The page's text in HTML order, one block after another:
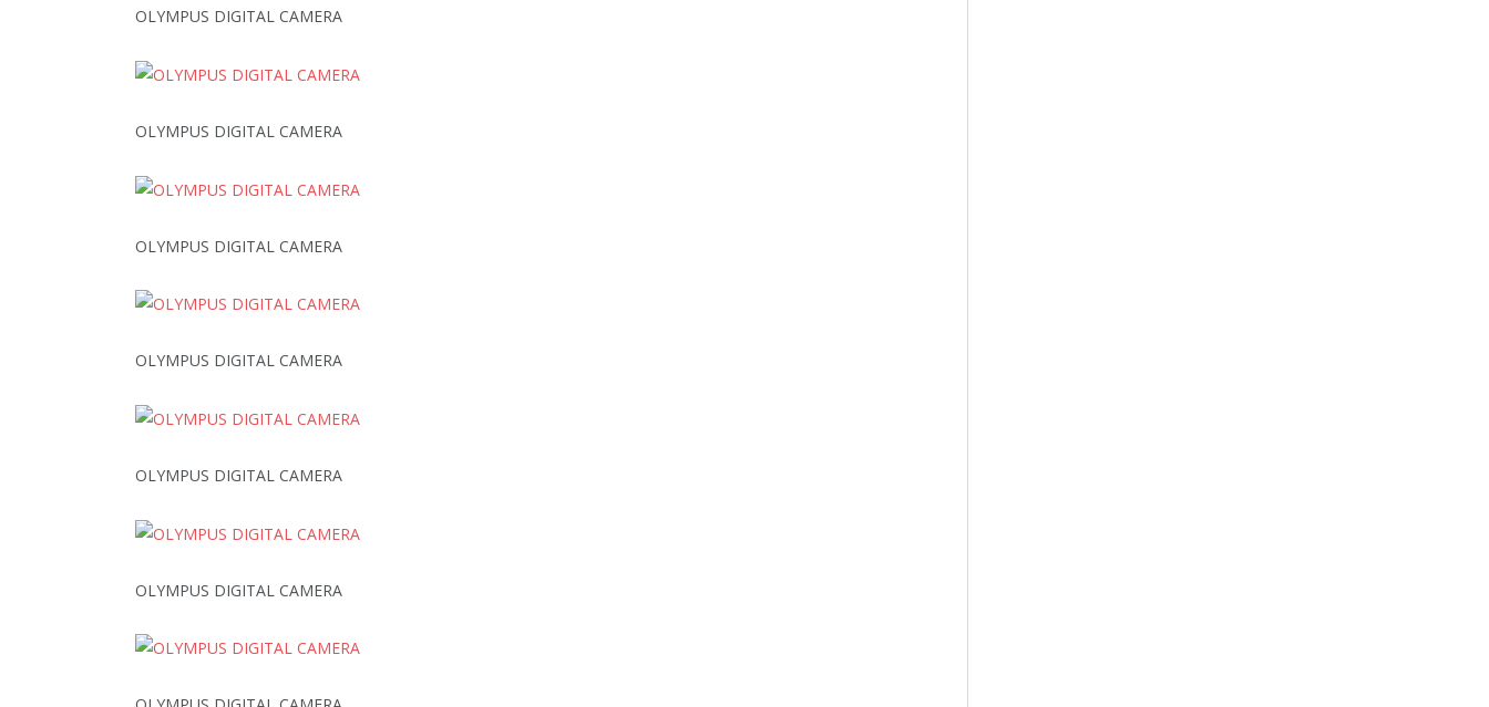
OLYMPUS DIGITAL CAMERA
OLYMPUS DIGITAL CAMERA
OLYMPUS DIGITAL CAMERA
OLYMPUS DIGITAL CAMERA
OLYMPUS DIGITAL CAMERA
OLYMPUS DIGITAL CAMERA